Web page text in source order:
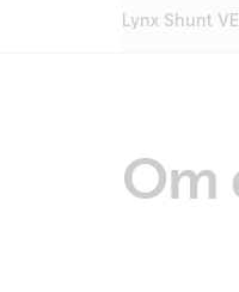
Lynx Shunt
Om